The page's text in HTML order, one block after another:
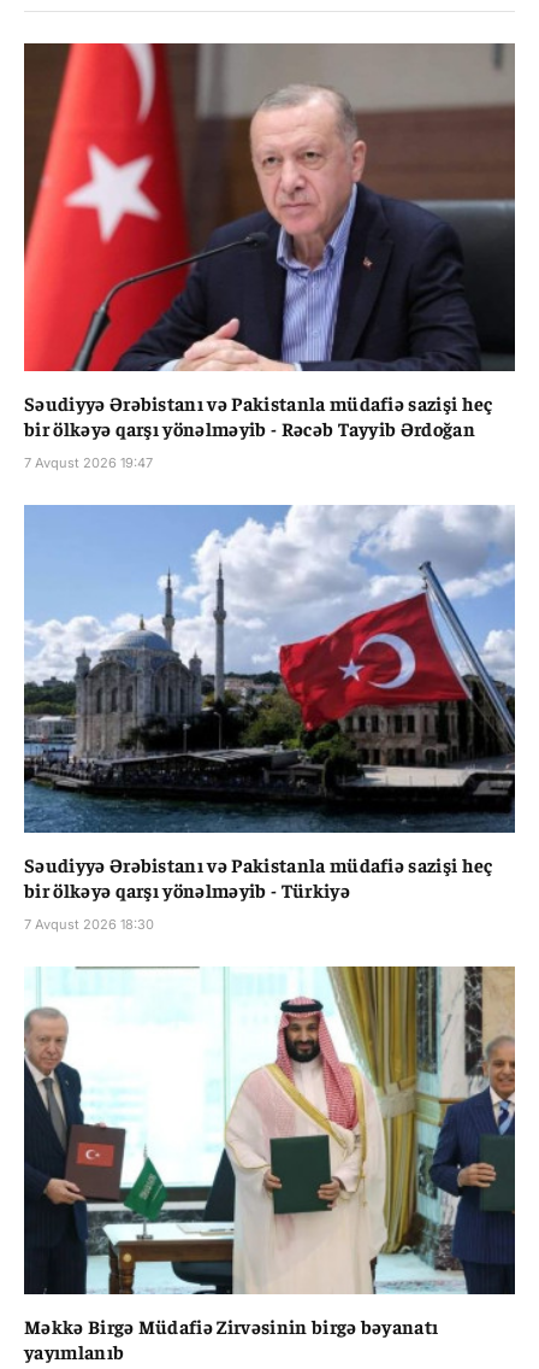
Səudiyyə Ərəbistanı və Pakistanla müdafiə sazişi heç
bir ölkəyə qarşı yönəlməyib - Rəcəb Tayyib Ərdoğan
7 Avqust 2026 19:47
Səudiyyə Ərəbistanı və Pakistanla müdafiə sazişi heç
bir ölkəyə qarşı yönəlməyib - Türkiyə
7 Avqust 2026 18:30
Məkkə Birgə Müdafiə Zirvəsinin birgə bəyanatı
yayımlanıb